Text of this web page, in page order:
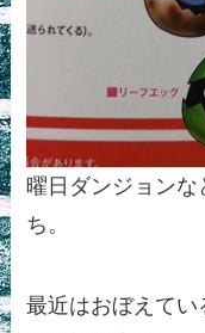
曜日ダンジョン
ち。
最近はおぼえて